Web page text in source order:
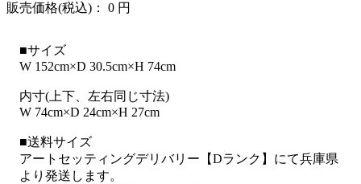
販売価格(税込)： 0 円
■サイズ
W 152cm×D 30.5cm×H 74cm
内寸(上下、左右同じ寸法)
W 74cm×D 24cm×H 27cm
■送料サイズ
アートセッティングデリバリー【Dランク】にて兵庫県
より発送します。